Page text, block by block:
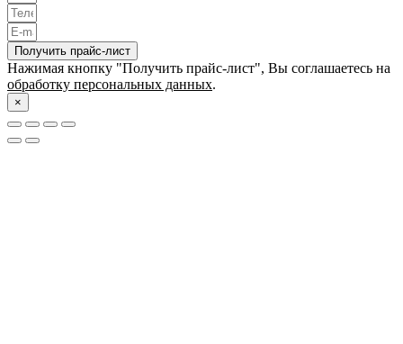
Получить прайс-лист
Нажимая кнопку "Получить прайс-лист", Вы соглашаетесь на
обработку персональных данных.
×